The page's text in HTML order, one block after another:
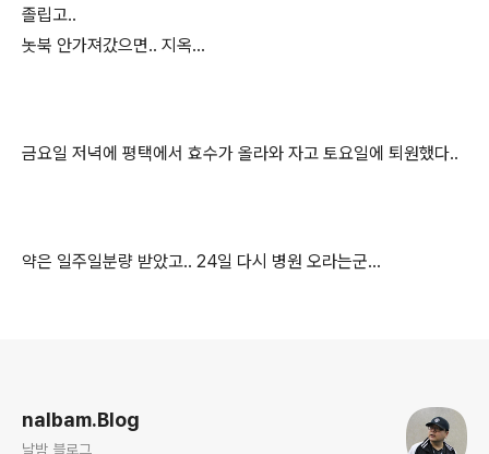
졸립고..
놋북 안가져갔으면.. 지옥...
금요일 저녁에 평택에서 효수가 올라와 자고 토요일에 퇴원했다..
약은 일주일분량 받았고.. 24일 다시 병원 오라는군...
nalbam.Blog
날밤 블로그